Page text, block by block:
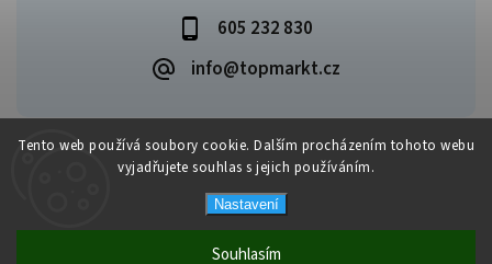
Tento web používá soubory cookie. Dalším procházením tohoto webu
vyjadřujete souhlas s jejich používáním.
Nastavení
Souhlasím
605 232 830
info@topmarkt.cz
Copyright 2026 Topmarkt.cz. Všechna práva vyhrazena.
VytvořilShoptet| Design